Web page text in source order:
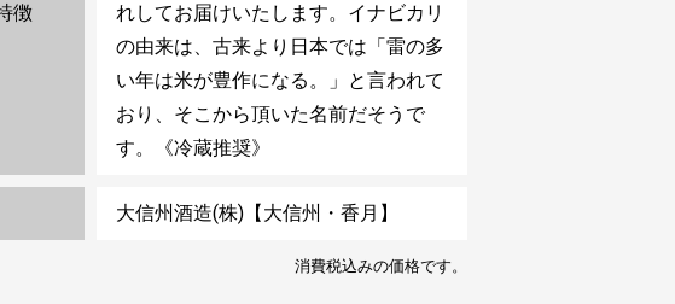
徴
れしてお届けいたします。イナビカリ
の由来は、古来より日本では「雷の多
い年は米が豊作になる。」と言われて
おり、そこから頂いた名前だそうで
す。《冷蔵推奨》
大信州酒造(株)【大信州・香月】
消費税込みの価格です。